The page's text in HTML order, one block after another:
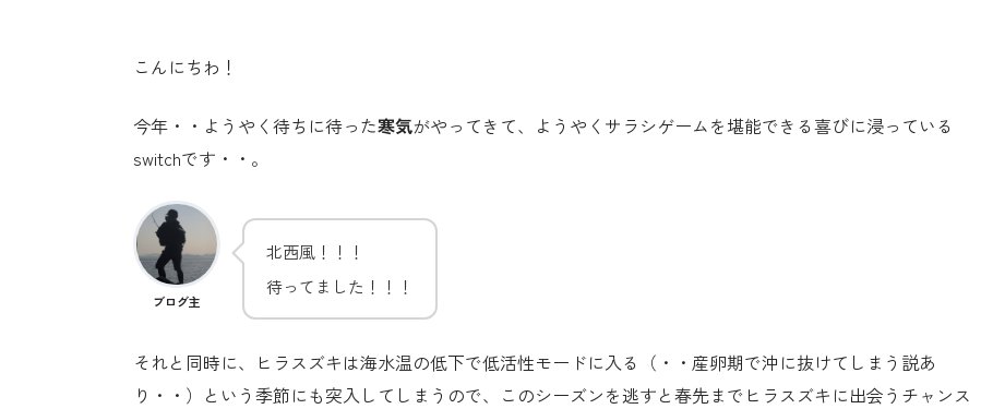
こんにちわ！
今年・・ようやく待ちに待った寒気がやってきて、ようやくサラシゲームを堪能できる喜びに浸っている
switchです・・。
ブログ主
北西風！！！
待ってました！！！
それと同時に、ヒラスズキは海水温の低下で低活性モードに入る（・・産卵期で沖に抜けてしまう説あ
り・・）という季節にも突入してしまうので、このシーズンを逃すと春先までヒラスズキに出会うチャンス